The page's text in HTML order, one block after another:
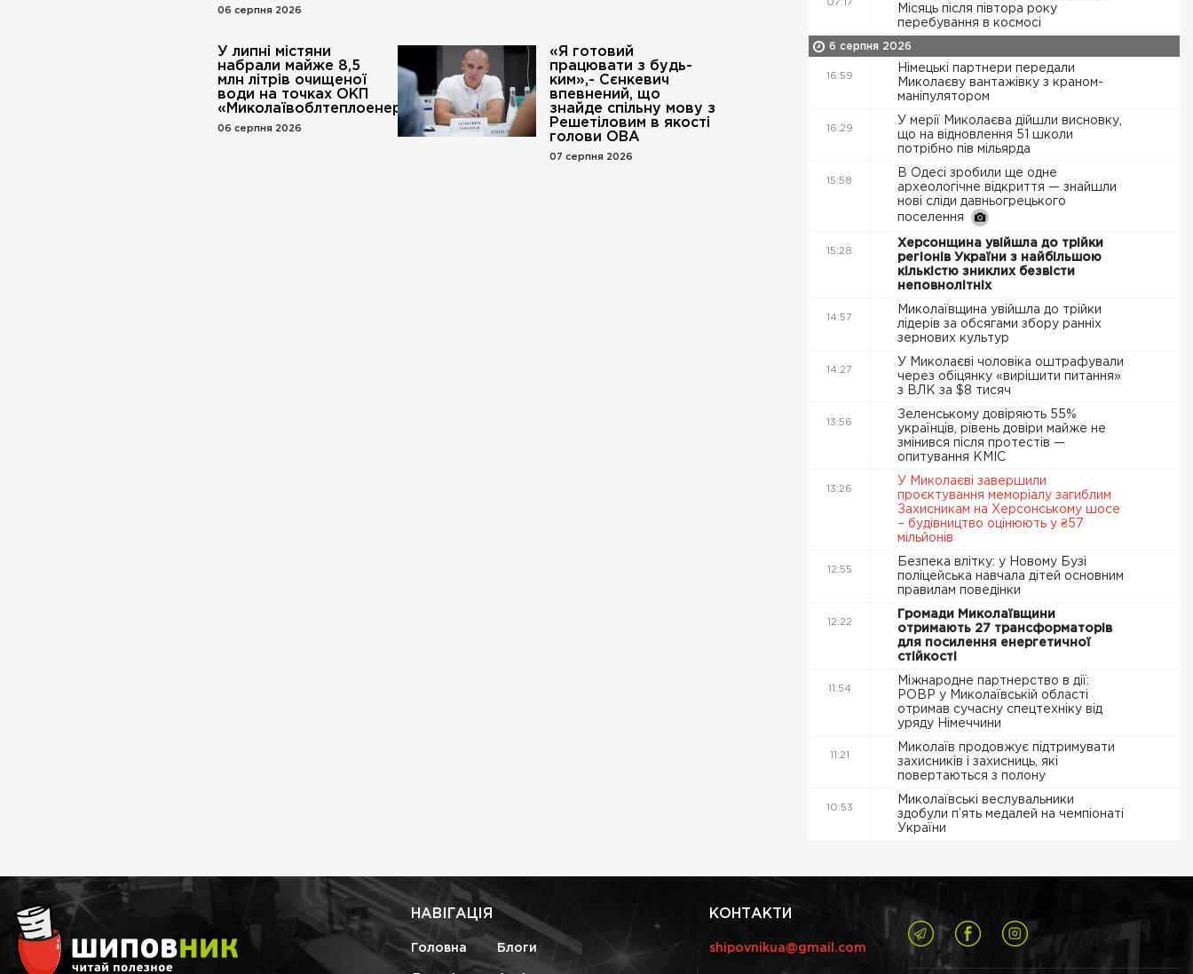
06 серпня 2026
У липні містяни
набрали майже 8,5
млн літрів очищеної
води на точках ОКП
«Миколаївоблтеплоенерго».
06 серпня 2026
«Я готовий
працювати з будь-
ким»,- Сєнкевич
впевнений, що
знайде спільну мову з
Решетіловим в якості
голови ОВА
07 серпня 2026
07:17
Місяць після півтора року
перебування в космосі
6 серпня 2026
16:59
Німецькі партнери передали
Миколаєву вантажівку з краном-
маніпулятором
16:29
У мерії Миколаєва дійшли висновку,
що на відновлення 51 школи
потрібно пів мільярда
15:58
В Одесі зробили ще одне
археологічне відкриття — знайшли
нові сліди давньогрецького
поселення
15:28
Херсонщина увійшла до трійки
регіонів України з найбільшою
кількістю зниклих безвісти
неповнолітніх
14:57
Миколаївщина увійшла до трійки
лідерів за обсягами збору ранніх
зернових культур
14:27
У Миколаєві чоловіка оштрафували
через обіцянку «вирішити питання»
з ВЛК за $8 тисяч
13:56
Зеленському довіряють 55%
українців, рівень довіри майже не
змінився після протестів —
опитування КМІС
13:26
У Миколаєві завершили
проєктування меморіалу загиблим
Захисникам на Херсонському шосе
– будівництво оцінюють у ₴57
мільйонів
12:55
Безпека влітку: у Новому Бузі
поліцейська навчала дітей основним
правилам поведінки
12:22
Громади Миколаївщини
отримають 27 трансформаторів
для посилення енергетичної
стійкості
11:54
Міжнародне партнерство в дії:
РОВР у Миколаївській області
отримав сучасну спецтехніку від
уряду Німеччини
11:21
Миколаїв продовжує підтримувати
захисників і захисниць, які
повертаються з полону
10:53
Миколаївські веслувальники
здобули п’ять медалей на чемпіонаті
України
НАВІГАЦІЯ
Головна Блоги
КОНТАКТИ
shipovnikua@gmail.com